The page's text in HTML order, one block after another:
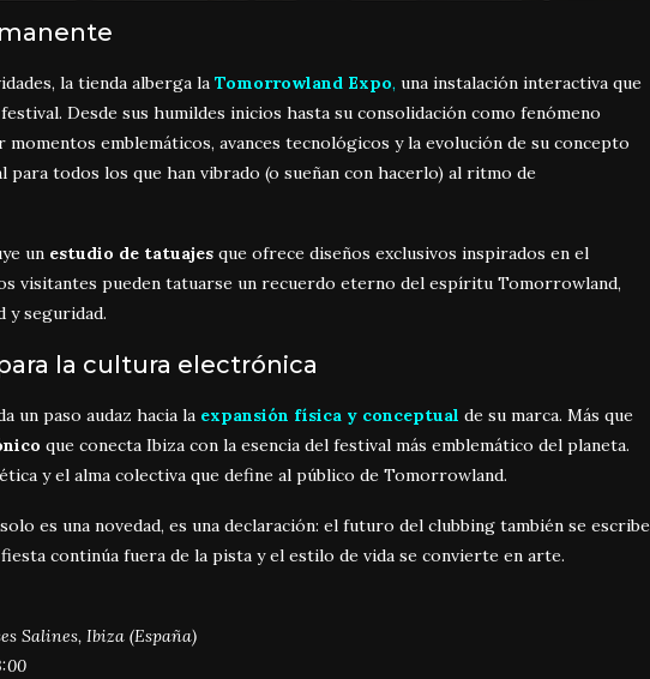
la tienda alberga la Tomorrowland Expo, una instalación interactiva que
Desde sus humildes inicios hasta su consolidación como fenómeno
emblemáticos, avances tecnológicos y la evolución de su concepto
para todos los que han vibrado (o sueñan con hacerlo) al ritmo de
un estudio de tatuajes que ofrece diseños exclusivos inspirados en el
visitantes pueden tatuarse un recuerdo eterno del espíritu Tomorrowland,
y seguridad.
la cultura electrónica
un paso audaz hacia la expansión física y conceptual de su marca. Más que
que conecta Ibiza con la esencia del festival más emblemático del planeta.
y el alma colectiva que define al público de Tomorrowland.
es una novedad, es una declaración: el futuro del clubbing también se escribe
continúa fuera de la pista y el estilo de vida se convierte en arte.
Salines, Ibiza (España)